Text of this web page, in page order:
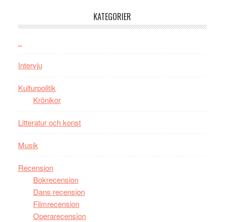
vara
KATEGORIER
..
Intervju
Kulturpolitik
Krönikor
Litteratur och konst
Musik
Recension
Bokrecension
Dans recension
Filmrecension
Operarecension